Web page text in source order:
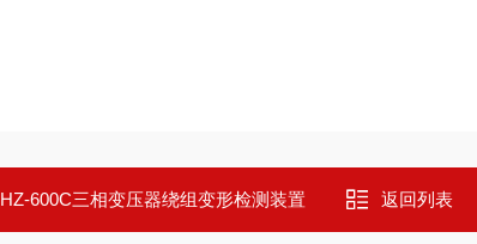
HZ-600C三相变压器绕组变形检测装置 返回列表